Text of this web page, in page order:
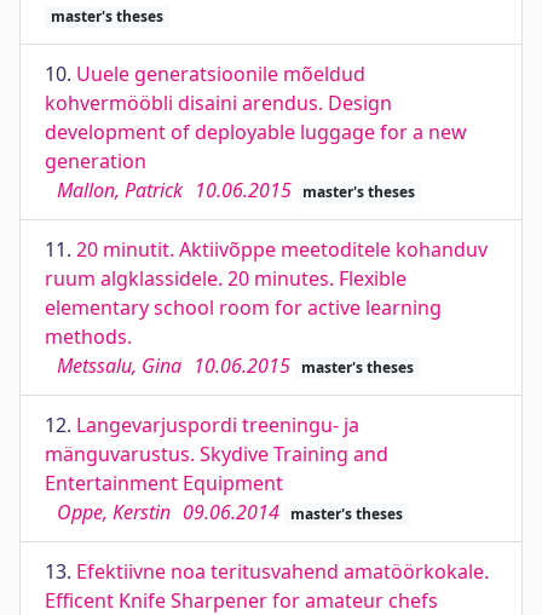
master's theses
10. Uuele generatsioonile mõeldud
kohvermööbli disaini arendus. Design
development of deployable luggage for a new
generation
Mallon, Patrick 10.06.2015 master's theses
11. 20 minutit. Aktiivõppe meetoditele kohanduv
ruum algklassidele. 20 minutes. Flexible
elementary school room for active learning
methods.
Metssalu, Gina 10.06.2015 master's theses
12. Langevarjuspordi treeningu- ja
mänguvarustus. Skydive Training and
Entertainment Equipment
Oppe, Kerstin 09.06.2014 master's theses
13. Efektiivne noa teritusvahend amatöörkokale.
Efficent Knife Sharpener for amateur chefs